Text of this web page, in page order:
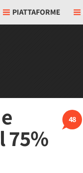
PIATTAFORME
48
75%